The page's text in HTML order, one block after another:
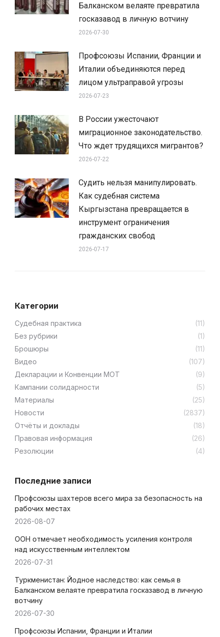
Балканском велаяте превратила
госказавод в личную вотчину
2026-07-30
Профсоюзы Испании, Франции и
Италии объединяются перед
лицом ультраправой угрозы
2026-07-23
В России ужесточают
миграционное законодательство.
Что ждет трудящихся мигрантов?
2026-07-22
Судить нельзя манипулировать.
Как судебная система
Кыргызстана превращается в
инструмент ограничения
гражданских свобод
2026-07-17
Категории
Cудебная практика
(11)
Без рубрики
(1)
Брошюры
(11)
Видео
(107)
Декларации и Конвенции МОТ
(9)
Кампании солидарности
(5)
Материалы
(25)
Новости
(2837)
Отчёты и доклады
(18)
Правовая информация
(26)
Резолюции
(4)
Последние записи
Профсоюзы шахтеров всего мира за безопасность на
рабочих местах
2026-08-07
ООН отмечает необходимость усиления контроля
над искусственным интеллектом
2026-07-31
Туркменистан: Йодное наследство: как семья в
Балканском велаяте превратила госказавод в личную
вотчину
2026-07-30
Профсоюзы Испании, Франции и Италии